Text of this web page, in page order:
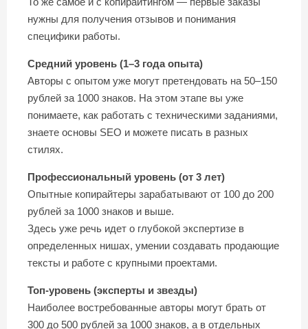
нужны для получения отзывов и понимания
специфики работы.
Средний уровень (1–3 года опыта)
Авторы с опытом уже могут претендовать на 50–150
рублей за 1000 знаков. На этом этапе вы уже
понимаете, как работать с техническими заданиями,
знаете основы SEO и можете писать в разных
стилях.
Профессиональный уровень (от 3 лет)
Опытные копирайтеры зарабатывают от 100 до 200
рублей за 1000 знаков и выше.
Здесь уже речь идет о глубокой экспертизе в
определенных нишах, умении создавать продающие
тексты и работе с крупными проектами.
Топ-уровень (эксперты и звезды)
Наиболее востребованные авторы могут брать от
300 до 500 рублей за 1000 знаков, а в отдельных